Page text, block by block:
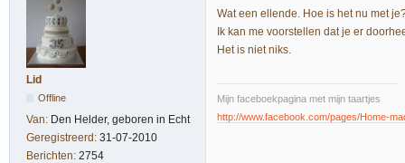
Lid
Offline
Van: Den Helder, geboren in Echt
Geregistreerd: 31-07-2010
Berichten: 2754
Wat een ellende. Hoe is het nu met
Ik kan me voorstellen dat je er
Het is niet niks.
Mijn faceboekpagina met mijn taartjes
http://www.facebook.com/pages/Home-